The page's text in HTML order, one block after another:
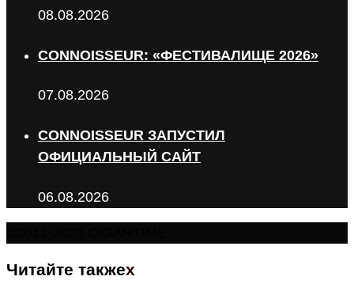
08.08.2026
CONNOISSEUR: «ФЕСТИВАЛИЩЕ 2026»
07.08.2026
CONNOISSEUR ЗАПУСТИЛ
ОФИЦИАЛЬНЫЙ САЙТ
06.08.2026
Читайте такжеx